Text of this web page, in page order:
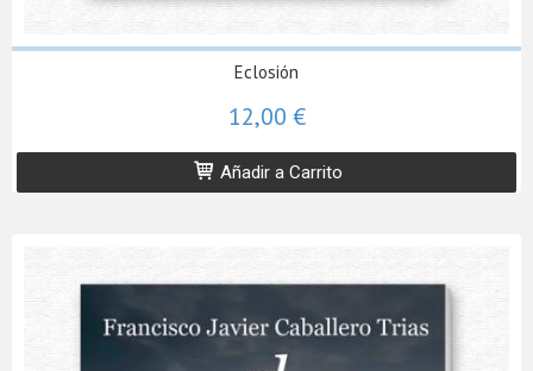
Eclosión
12,00 €
Añadir a Carrito